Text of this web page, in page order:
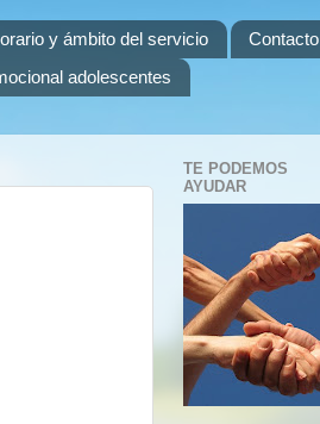
y ámbito del servicio
Contacto
adolescentes
TE PODEMOS
AYUDAR